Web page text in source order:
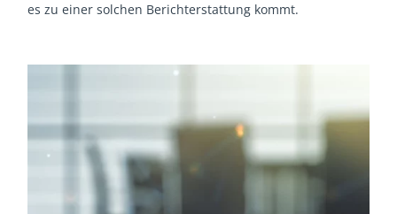
es zu einer solchen Berichterstattung kommt.